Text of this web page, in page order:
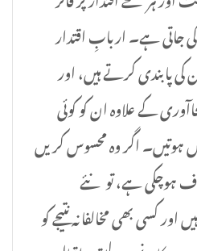
جاتی ہے۔ اربابِ اقتدار
پابندی کرتے ہیں، اور
کے علاوہ ان کو کوئی
ہوتیں۔ اگر وہ محسوس کریں
ہوچکی ہے، تو نئے
کسی بھی مخالفانہ نتیجے کو